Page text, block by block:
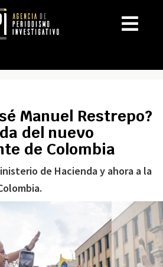
Manuel Restrepo?
del nuevo
de Colombia
de Hacienda y ahora a la